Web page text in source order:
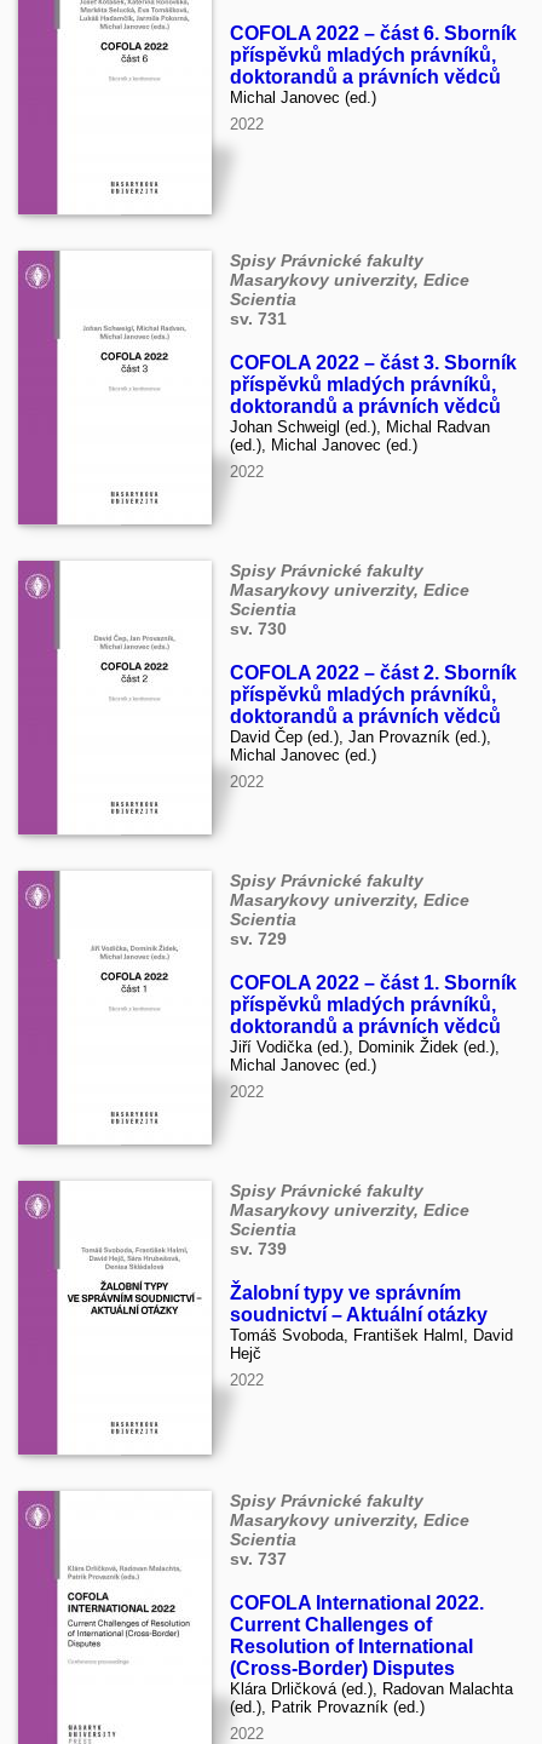
COFOLA 2022 – část 6. Sborník
příspěvků mladých právníků,
doktorandů a právních vědců
Michal Janovec (ed.)
2022
Spisy Právnické fakulty
Masarykovy univerzity, Edice
Scientia
sv. 731
COFOLA 2022 – část 3. Sborník
příspěvků mladých právníků,
doktorandů a právních vědců
Johan Schweigl (ed.), Michal Radvan
(ed.), Michal Janovec (ed.)
2022
Spisy Právnické fakulty
Masarykovy univerzity, Edice
Scientia
sv. 730
COFOLA 2022 – část 2. Sborník
příspěvků mladých právníků,
doktorandů a právních vědců
David Čep (ed.), Jan Provazník (ed.),
Michal Janovec (ed.)
2022
Spisy Právnické fakulty
Masarykovy univerzity, Edice
Scientia
sv. 729
COFOLA 2022 – část 1. Sborník
příspěvků mladých právníků,
doktorandů a právních vědců
Jiří Vodička (ed.), Dominik Židek (ed.),
Michal Janovec (ed.)
2022
Spisy Právnické fakulty
Masarykovy univerzity, Edice
Scientia
sv. 739
Žalobní typy ve správním
soudnictví – Aktuální otázky
Tomáš Svoboda, František Halml, David
Hejč
2022
Spisy Právnické fakulty
Masarykovy univerzity, Edice
Scientia
sv. 737
COFOLA International 2022.
Current Challenges of
Resolution of International
(Cross-Border) Disputes
Klára Drličková (ed.), Radovan Malachta
(ed.), Patrik Provazník (ed.)
2022